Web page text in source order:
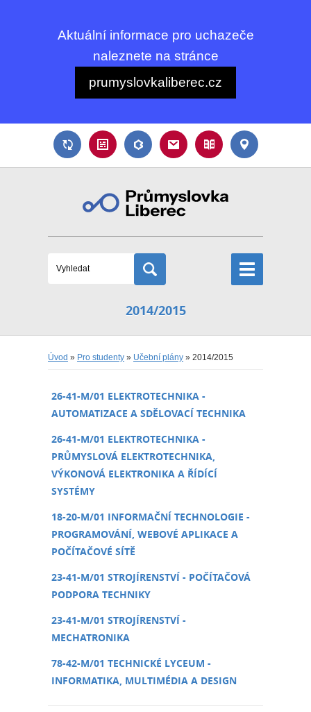
Aktuální informace pro uchazeče
naleznete na stránce
prumyslovkaliberec.cz
2014/2015
Úvod » Pro studenty » Učební plány » 2014/2015
26-41-M/01 ELEKTROTECHNIKA -
AUTOMATIZACE A SDĚLOVACÍ TECHNIKA
26-41-M/01 ELEKTROTECHNIKA -
PRŮMYSLOVÁ ELEKTROTECHNIKA,
VÝKONOVÁ ELEKTRONIKA A ŘÍDÍCÍ
SYSTÉMY
18-20-M/01 INFORMAČNÍ TECHNOLOGIE -
PROGRAMOVÁNÍ, WEBOVÉ APLIKACE A
POČÍTAČOVÉ SÍTĚ
23-41-M/01 STROJÍRENSTVÍ - POČÍTAČOVÁ
PODPORA TECHNIKY
23-41-M/01 STROJÍRENSTVÍ -
MECHATRONIKA
78-42-M/01 TECHNICKÉ LYCEUM -
INFORMATIKA, MULTIMÉDIA A DESIGN